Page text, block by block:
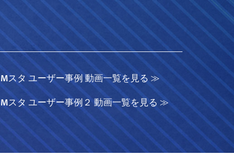
Mスタ ユーザー事例 動画一覧を見る ≫
Mスタ ユーザー事例２ 動画一覧を見る ≫